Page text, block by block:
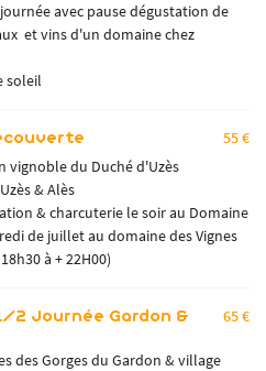
avec pause dégustation de
et vins d'un domaine chez
soleil
55 €
vignoble du Duché d'Uzès
& Alès
& charcuterie le soir au Domaine
de juillet au domaine des Vignes
à + 22H00)
2 Journée Gardon &
65 €
des Gorges du Gardon & village